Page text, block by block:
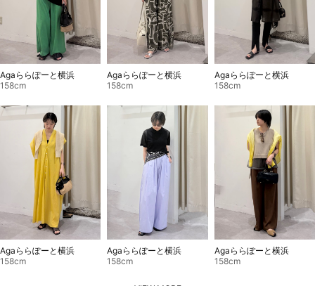
Agaららぽーと横浜
158cm
Agaららぽーと横浜
158cm
Agaららぽーと横浜
158cm
Agaららぽーと横浜
158cm
Agaららぽーと横浜
158cm
Agaららぽーと横浜
158cm